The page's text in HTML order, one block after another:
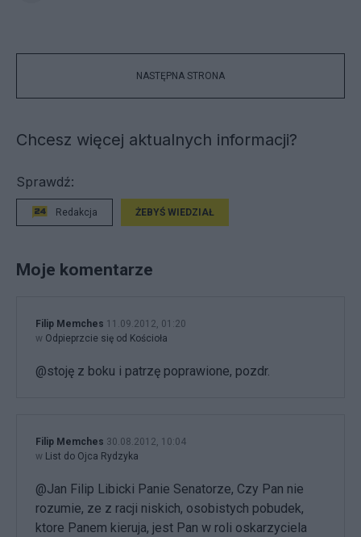
NASTĘPNA STRONA
Chcesz więcej aktualnych informacji?
Sprawdź:
Redakcja ŻEBYŚ WIEDZIAŁ
Moje komentarze
Filip Memches 11.09.2012, 01:20
w Odpieprzcie się od Kościoła
@stoję z boku i patrzę poprawione, pozdr.
Filip Memches 30.08.2012, 10:04
w List do Ojca Rydzyka
@Jan Filip Libicki Panie Senatorze, Czy Pan nie
rozumie, ze z racji niskich, osobistych pobudek,
ktore Panem kieruja, jest Pan w roli oskarzyciela